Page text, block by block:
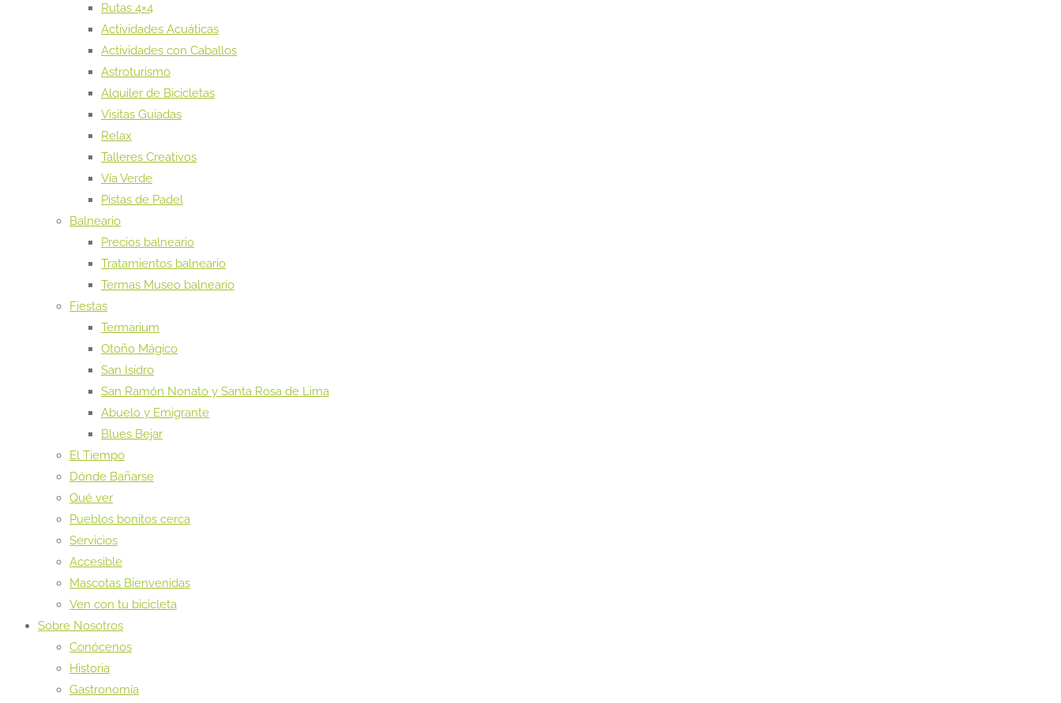
Rutas 4×4
Actividades Acuáticas
Actividades con Caballos
Astroturismo
Alquiler de Bicicletas
Visitas Guiadas
Relax
Talleres Creativos
Vía Verde
Pistas de Padel
Balneario
Precios balneario
Tratamientos balneario
Termas Museo balneario
Fiestas
Termarium
Otoño Mágico
San Isidro
San Ramón Nonato y Santa Rosa de Lima
Abuelo y Emigrante
Blues Bejar
El Tiempo
Dónde Bañarse
Qué ver
Pueblos bonitos cerca
Servicios
Accesible
Mascotas Bienvenidas
Ven con tu bicicleta
Sobre Nosotros
Conócenos
Historia
Gastronomía